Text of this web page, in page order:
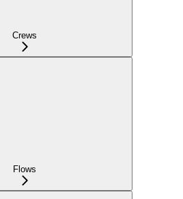
Crews
Flows